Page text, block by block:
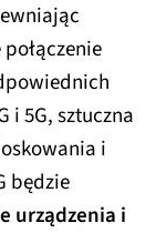
i 5G, sztuczna
i
będzie
urządzenia i